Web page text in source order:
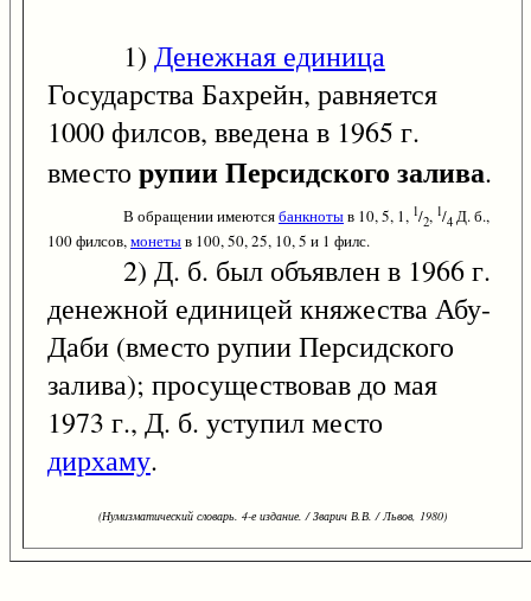
1) Денежная единица
Государства Бахрейн, равняется
1000 филсов, введена в 1965 г.
вместо рупии Персидского залива.
В обращении имеютсябанкнотыв 10, 5, 1, 1/2, 1/4 Д. б.,
100 филсов,монетыв 100, 50, 25, 10, 5 и 1 филс.
2) Д. б. был объявлен в 1966 г.
денежной единицей княжества Абу-
Даби (вместо рупии Персидского
залива); просуществовав до мая
1973 г., Д. б. уступил место
дирхаму.
(Нумизматический словарь. 4-е издание. / Зварич В.В. / Львов, 1980)